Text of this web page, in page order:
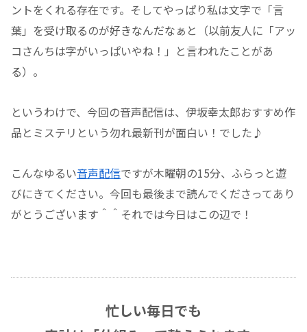
ントをくれる存在です。そしてやっぱり私は文字で「言
葉」を受け取るのが好きなんだなぁと（以前友人に「アッ
コさんちは字がいっぱいやね！」と言われたことがあ
る）。
というわけで、今回の音声配信は、伊坂幸太郎おすすめ作
品とミステリという勿れ最新刊が面白い！でした♪
こんなゆるい音声配信ですが木曜朝の15分、ふらっと遊
びにきてください。今回も最後まで読んでくださってあり
がとうございます＾＾それでは今日はこの辺で！
忙しい毎日でも